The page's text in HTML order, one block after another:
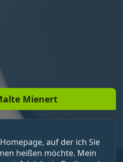
Mienert
auf der ich Sie
heißen möchte. Mein